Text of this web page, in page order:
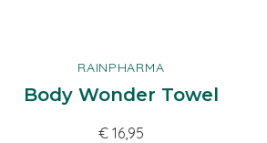
RAINPHARMA
Body Wonder Towel
€ 16,95